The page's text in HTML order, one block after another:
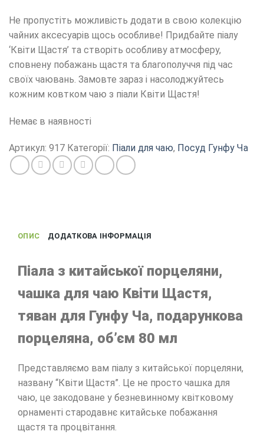
Не пропустіть можливість додати в свою колекцію
чайних аксесуарів щось особливе! Придбайте піалу
‘Квіти Щастя’ та створіть особливу атмосферу,
сповнену побажань щастя та благополуччя під час
своїх чаювань. Замовте зараз і насолоджуйтесь
кожним ковтком чаю з піали Квіти Щастя!
Немає в наявності
Артикул: 917 Категорії: Піали для чаю, Посуд Гунфу Ча
ОПИС ДОДАТКОВА ІНФОРМАЦІЯ
Піала з китайської порцеляни,
чашка для чаю Квіти Щастя,
тяван для Гунфу Ча, подарункова
порцеляна, об’єм 80 мл
Представляємо вам піалу з китайської порцеляни,
названу “Квіти Щастя”. Це не просто чашка для
чаю, це закодоване у безневинному квітковому
орнаменті стародавнє китайське побажання
щастя та процвітання.